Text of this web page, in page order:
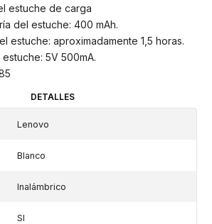
estuche de carga
del estuche: 400 mAh.
estuche: aproximadamente 1,5 horas.
5V 500mA.
DETALLES
Lenovo
Blanco
Inalámbrico
SI